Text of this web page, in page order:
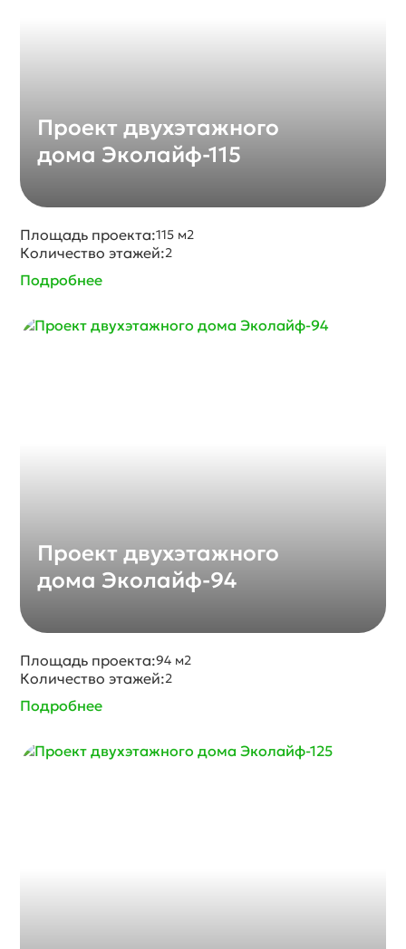
Проект двухэтажного
дома Эколайф-115
Площадь проекта:115 м2
Количество этажей:2
Подробнее
Проект двухэтажного
дома Эколайф-94
Площадь проекта:94 м2
Количество этажей:2
Подробнее